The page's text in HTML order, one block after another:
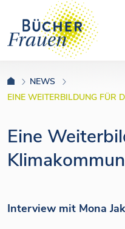
NEWS
EINE WEITERBILDUNG FÜR
Eine
Interview mit Mona